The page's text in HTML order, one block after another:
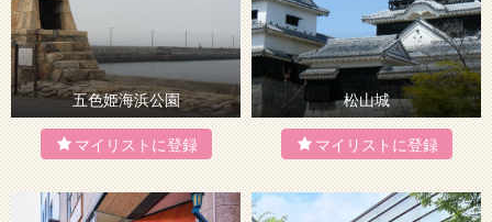
五色姫海浜公園 松山城